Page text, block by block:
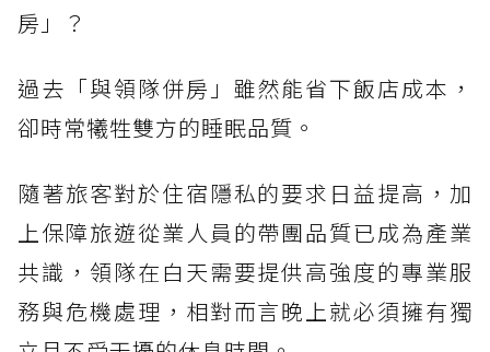
房」？
過去「與領隊併房」雖然能省下飯店成本，
卻時常犧牲雙方的睡眠品質。
隨著旅客對於住宿隱私的要求日益提高，加
上保障旅遊從業人員的帶團品質已成為產業
共識，領隊在白天需要提供高強度的專業服
務與危機處理，相對而言晚上就必須擁有獨